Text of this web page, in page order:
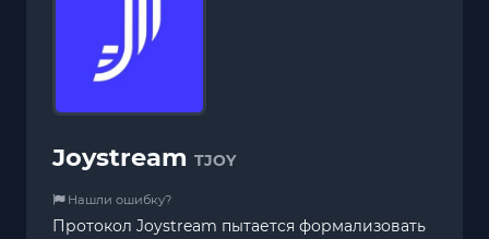
Joystream TJOY
Нашли ошибку?
Протокол Joystream пытается формализовать